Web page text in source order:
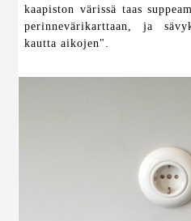
kaapiston värissä taas
perinnevärikarttaan, ja
kautta aikojen".